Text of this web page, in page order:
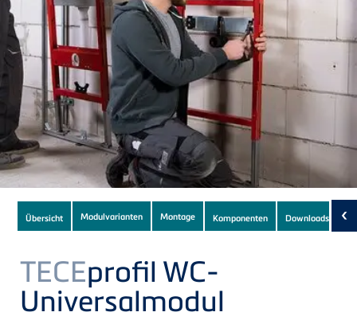
Subnavigation
of
current
Product
Übersicht Modulvarianten Montage Komponenten Downloads (18)‹
TECEprofil WC-
Universalmodul